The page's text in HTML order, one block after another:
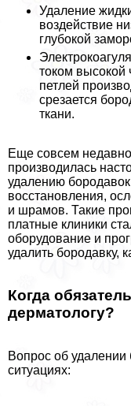
Удаление
воздействие
глубокой
током высокой
петлей
срезается
ткани.
Еще совсем
производилась
удалению
восстановления,
и шрамов. Такие
платные клиники
оборудование и
удалить бородавку,
Когда
дерматологу?
Вопрос об
ситуациях: